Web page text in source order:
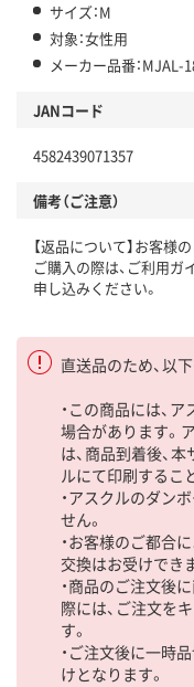
サイズ：M
対象：女性用
メーカー品番：MJAL-
JANコード
4582439071357
備考（ご注意）
【返品について】お客様
ご購入の際は、ご利用ガ
申し込みください。
直送品のため、以
・この商品には、
場合があります。
は、商品到着後、
ルにて印刷するこ
・アスクルのダン
せん。
・お客様のご都合
交換はお受けでき
・商品のご注文後
際には、ご注文を
す。
・ご注文後に一時
けとなります。